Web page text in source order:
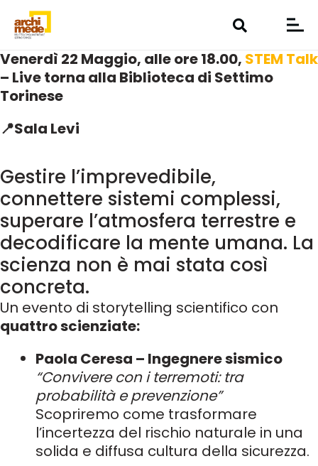
Venerdì 22 Maggio, alle ore 18.00, STEM Talk
– Live torna alla Biblioteca di Settimo
Torinese
📍Sala Levi
Gestire l’imprevedibile,
connettere sistemi complessi,
superare l’atmosfera terrestre e
decodificare la mente umana. La
scienza non è mai stata così
concreta.
Un evento di storytelling scientifico con
quattro scienziate:
Paola Ceresa – Ingegnere sismico
“Convivere con i terremoti: tra
probabilità e prevenzione”
Scopriremo come trasformare
l’incertezza del rischio naturale in una
solida e diffusa cultura della sicurezza.